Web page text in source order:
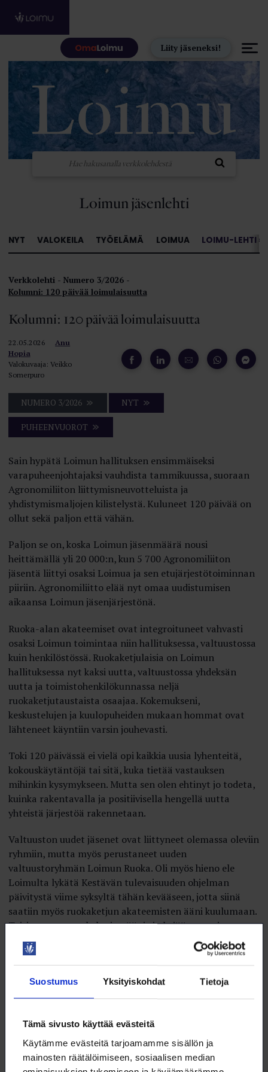
Suostumus Yksityiskohdat Tietoja
Tämä sivusto käyttää evästeitä
Käytämme evästeitä tarjoamamme sisällön ja
mainosten räätälöimiseen, sosiaalisen median
Liity jäseneksi!
Loimun jäsenlehti
NYT VALOKEILA TYÖELÄMÄ LOIMUA LOIMU-LEHTI »
Verkkolehti
Numero 3/2026
Kolumni: 120 päivää loimulaisuutta
Kolumni: 120 päivää loimulaisuutta
22.05.2026
Anu
Hopia
Valokuvaaja: Veikko
Somerpuro
NUMERO 3/2026 NYT
PUHEENVUOROT
Sain hypätä Loimun hallituksen ensimmäiseksi
varapuheenjohtajaksi vauhdista tammikuussa, suoraan
Agronomiliiton liittymisneuvotteluista ja
yhdistymismaljojen kilistelystä. Kuluneet 120 päivää on
ollut sekä paljon että vähän.
Paljon se on, koska Loimun jäsenmäärä nousi
heittämällä yli 20 000:n, kun 5 700 Agronomi­liiton
jäsentä liittyi osaksi Loimua ja sen etujärjestötoiminnan
piiriin. Agronomiliitto elää nyt omaa uudistumisen
aikaansa Loimun jäsenjärjestönä.
Ruoka-alan akateemiset ovat integroituneet vahvasti
osaksi Loimun toimintaa niin hallituksessa, valtuustossa
kuin henkilöstössä. Ruokaketjulaisia on Loimun
hallituksessa nyt kaksi uutta, valtuustossa yhdeksän
uutta ja toimistohenkilökunnassa neljä
ruokaketjutaustaista osaajaa. Kokemukseni,
keskustelujen ja kuulopuheiden mukaan hommat ovat
lähteneet käyntiin varsin jouhevasti.
Toki 120 päivässä ei vielä opi kaikkia uusia lyhenteitä,
kokouskäytäntöjä tai sitä, kuka tietää vastauksen
mihinkin kysymykseen. Mutta sen olen ehtinyt jo todeta,
kuinka rakentavalla ja positiivisella hengellä uutta
yhteistä järjestöä rakennetaan.
Valtuuston uudet jäsenet ovat liittyneet olemassa oleviin
ryhmiin, mutta myös perustaneet uuden
valtuustoryhmän Loimun Ruoka. Oli myös hieno ele
Loimulta lykätä Kestävän tulevaisuuden ohjelman
päivitystä viime syksyltä tähän kevääseen, jotta siinä
saatiin myös ruokaketjun akateemisten ääni kuulumaan.
Toisin sanoen ruokaketjun ääni ei ole jäänyt eteiseen
kopistelemaan saappaitaan, vaan se on astunut sisään
kokoushuoneisiin, toimikuntiin ja kahvipöytiin.
Ensimmäinen iso loikka on siis tehty menestyksekkäästi.
Ruokaketjun akateemiset ovat nyt yhdessä
tuoneet mukanamme osaamista, verkostoja, kysymyksiä
ja näkemyksiä.
Jos joku vielä pohtii, löytyykö uusille jäsenille Loimussa